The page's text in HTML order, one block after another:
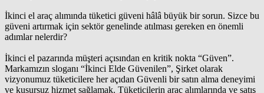
İkinci el araç alımında tüketici güveni hâlâ büyük bir sorun. Sizce bu
güveni artırmak için sektör genelinde atılması gereken en önemli
adımlar nelerdir?
İkinci el pazarında müşteri açısından en kritik nokta “Güven”.
Markamızın sloganı “İkinci Elde Güvenilen”, Şirket olarak
vizyonumuz tüketicilere her açıdan Güvenli bir satın alma deneyimi
ve kusursuz hizmet sağlamak. Tüketicilerin araç alımlarında ve satış